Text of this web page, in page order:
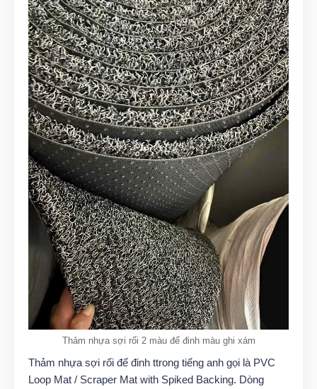
Thảm nhựa sợi rối 2 màu đế đinh màu ghi xám
Thảm nhựa sợi rối đế đinh ttrong tiếng anh gọi là PVC
Loop Mat / Scraper Mat with Spiked Backing. Dòng